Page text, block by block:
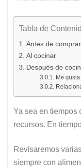
Tabla de
Antes de comprar
Al cocinar
Después de
Me
Ya sea en tiempos
recursos. En
Revisaremos
siempre con